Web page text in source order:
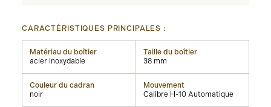
CARACTÉRISTIQUES PRINCIPALES :
Matériau du boîtier
acier inoxydable
Taille du boîtier
38 mm
Couleur du cadran
noir
Mouvement
Calibre H-10 Automatique